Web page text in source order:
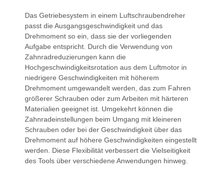
Das Getriebesystem in einem Luftschraubendreher
passt die Ausgangsgeschwindigkeit und das
Drehmoment so ein, dass sie der vorliegenden
Aufgabe entspricht. Durch die Verwendung von
Zahnradreduzierungen kann die
Hochgeschwindigkeitsrotation aus dem Luftmotor in
niedrigere Geschwindigkeiten mit höherem
Drehmoment umgewandelt werden, das zum Fahren
größerer Schrauben oder zum Arbeiten mit härteren
Materialien geeignet ist. Umgekehrt können die
Zahnradeinstellungen beim Umgang mit kleineren
Schrauben oder bei der Geschwindigkeit über das
Drehmoment auf höhere Geschwindigkeiten eingestellt
werden. Diese Flexibilität verbessert die Vielseitigkeit
des Tools über verschiedene Anwendungen hinweg.